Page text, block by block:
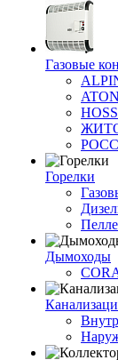
Газовые
ATON
РОСС
Горелки
Дымоходы